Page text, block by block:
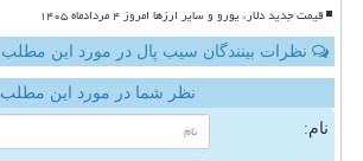
قیمت جدید دلار، یورو و سایر ارزها امروز ۴ مردادماه ۱۴۰۵
نظرات بینندگان سیب پال در مورد این مطلب
نظر شما در مورد این مطلب
نام: